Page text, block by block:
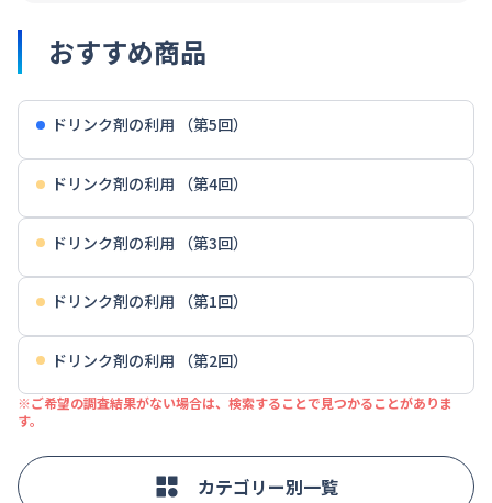
おすすめ商品
ドリンク剤の利用 （第5回）
ドリンク剤の利用 （第4回）
ドリンク剤の利用 （第3回）
ドリンク剤の利用 （第1回）
ドリンク剤の利用 （第2回）
※ご希望の調査結果がない場合は、検索することで見つかることがありま
す。
カテゴリー別一覧